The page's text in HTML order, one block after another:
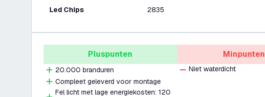
Led Chips 2835
Pluspunten
20.000 branduren
Compleet geleverd voor montage
Fel licht met lage energiekosten: 120
Minpunten
Niet waterdicht